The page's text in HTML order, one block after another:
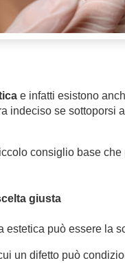
e infatti esistono
indeciso se sottoporsi
consiglio base
giusta
può essere la
un difetto può